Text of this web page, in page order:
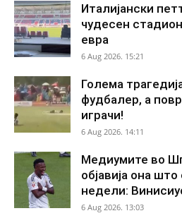
Италијански
чудесен
евра
6 Aug 2026. 15:21
Голема
фудбалер, а
играчи!
6 Aug 2026. 14:11
Медиумите во
објавија она
недели:
6 Aug 2026. 13:03